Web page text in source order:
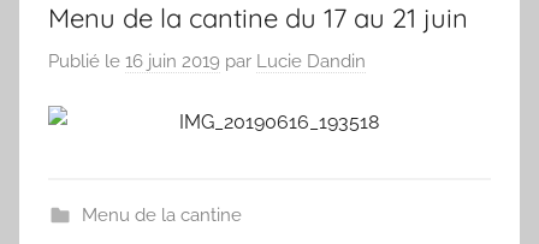
Menu de la cantine du 17 au 21 juin
Publié le 16 juin 2019 par Lucie Dandin
Menu de la cantine